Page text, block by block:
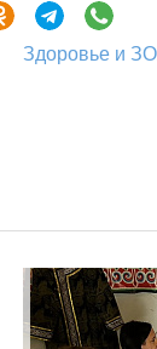
Здоровье и